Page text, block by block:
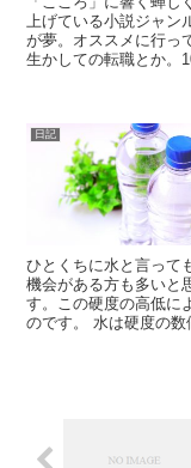
上げている小説ジャ
が夢。オススメに行っ
生かしての転職とか。
日記
ひとくちに水と言って
機会がある方も多いと
す。この硬度の高低に
のです。 水は硬度の